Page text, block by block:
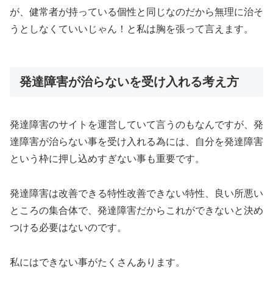
が、健常者が持っている個性と同じなのだから無理に治そ
うとしなくていいじゃん！と私は胸を張って言えます。
発達障害が治らないを受け入れる考え方
発達障害のサイトを運営していて言うのもなんですが、発
達障害が治らない事を受け入れる為には、自分を発達障害
という枠に押し込めすぎない事も重要です。
発達障害は改善できる特性改善できない特性、良い所悪い
ところの集合体で、発達障害だからこれができないと決め
つける必要はないのです。
私にはできない事がたくさんあります。